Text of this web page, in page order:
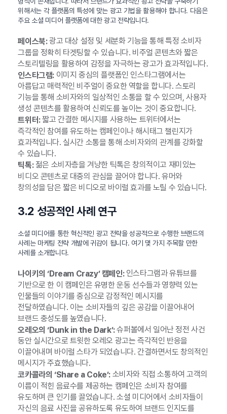
위해서는 각 플랫폼의 특성에 맞는 광고 기법을 활용해야 합니다. 다음은
주요 소셜 미디어 플랫폼에 대한 광고 전략입니다.
페이스북:광고 대상 설정 및 세분화 기능을 통해 특정 소비자
그룹을 정확히 타겟팅할 수 있습니다. 비주얼 콘텐츠와 짧은
스토리텔링을 활용하여 감정을 자극하는 광고가 효과적입니다.
인스타그램:이미지 중심의 플랫폼인 인스타그램에서는
아름답고 매력적인 비주얼이 중요한 역할을 합니다. 스토리
기능을 통해 소비자와의 일상적인 소통을 할 수 있으며, 사용자
생성 콘텐츠를 활용하여 신뢰도를 높이는 것이 중요합니다.
트위터:짧고 간결한 메시지를 사용하는 트위터에서는
즉각적인 참여를 유도하는 캠페인이나 해시태그 챌린지가
효과적입니다. 실시간 소통을 통해 소비자와의 관계를 강화할
수 있습니다.
틱톡:젊은 소비자층을 겨냥한 틱톡은 창의적이고 재미있는
비디오 콘텐츠로 대중의 관심을 끌어야 합니다. 유머와
창의성을 담은 짧은 비디오로 바이럴 효과를 노릴 수 있습니다.
3.2 성공적인 사례 연구
소셜 미디어를 통한 혁신적인 광고 전략을 성공적으로 수행한 브랜드의
사례는 마케팅 전략 개발에 귀감이 됩니다. 여기 몇 가지 주목할 만한
사례를 소개합니다.
나이키의 ‘Dream Crazy’ 캠페인:인스타그램과 유튜브를
기반으로 한 이 캠페인은 유명한 운동 선수들과 영향력 있는
인물들의 이야기를 중심으로 감정적인 메시지를
전달하였습니다. 이는 소비자들의 깊은 공감을 이끌어내어
브랜드 충성도를 높였습니다.
오레오의 ‘Dunk in the Dark’:슈퍼볼에서 일어난 정전 사건
동안 실시간으로 트윗한 오레오 광고는 즉각적인 반응을
이끌어내며 바이럴 스타가 되었습니다. 간결하면서도 창의적인
메시지가 주효했습니다.
코카콜라의 ‘Share a Coke’:소비자와 직접 소통하여 고객의
이름이 적힌 음료수를 제공하는 캠페인은 소비자 참여를
유도하며 큰 인기를 끌었습니다. 소셜 미디어에서 소비자들이
자신의 음료 사진을 공유하도록 유도하여 브랜드 인지도를